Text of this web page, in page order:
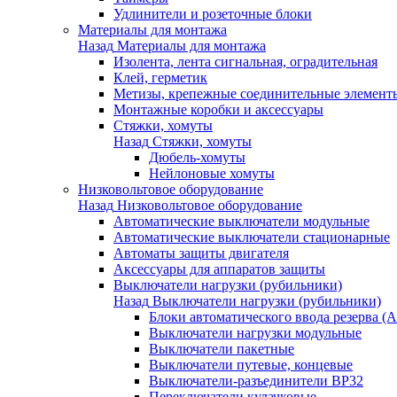
Удлинители и розеточные блоки
Материалы для монтажа
Назад Материалы для монтажа
Изолента, лента сигнальная, оградительная
Клей, герметик
Метизы, крепежные соединительные
Монтажные коробки и аксессуары
Стяжки, хомуты
Назад Стяжки, хомуты
Дюбель-хомуты
Нейлоновые хомуты
Низковольтовое оборудование
Назад Низковольтовое оборудование
Автоматические выключатели модульные
Автоматические выключатели стационарные
Автоматы защиты двигателя
Аксессуары для аппаратов защиты
Выключатели нагрузки (рубильники)
Назад Выключатели нагрузки (рубильники)
Блоки автоматического ввода резерва
Выключатели нагрузки модульные
Выключатели пакетные
Выключатели путевые, концевые
Выключатели-разъединители ВР32